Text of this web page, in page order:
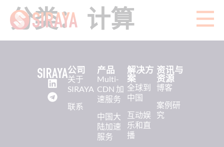
分类： 计算
公司
关于
SIRAYA
联系
产品
Multi-
CDN 加
速服务
中国大
陆加速
服务
解决方
案
全球到
中国
互动娱
乐和直
播
资讯与
资源
博客
案例研
究